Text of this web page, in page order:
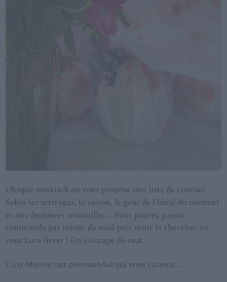
Chaque mercredi on vous propose une liste de courses.
Selon les arrivages, la saison, le goût de l’Idéal du moment
et nos dernières trouvailles… Vous pouvez passer
commande par retour de mail puis venir la chercher ou
vous faire livrer ! On s’occupe de tout.
C’est Manon aux commandes qui vous raconte…